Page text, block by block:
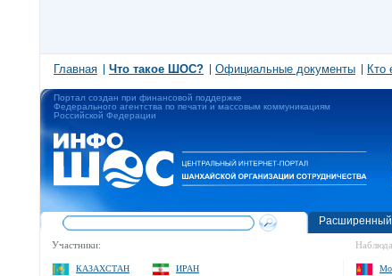
Главная Что такое ШОС? Официальные документы Кто
Портал создан при финансовой поддержке
Федерального агентства по печати и массовым коммуникациям
Российской Федерации
Расширенный
Участники:
КАЗАХСТАН
ИРАН